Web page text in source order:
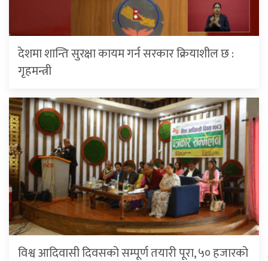
देशमा शान्ति सुरक्षा कायम गर्न सरकार क्रियाशील छ :
गृहमन्त्री
विश्व आदिवासी दिवसको सम्पूर्ण तयारी पूरा, ५० हजारको